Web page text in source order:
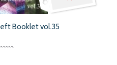
Booklet vol.35